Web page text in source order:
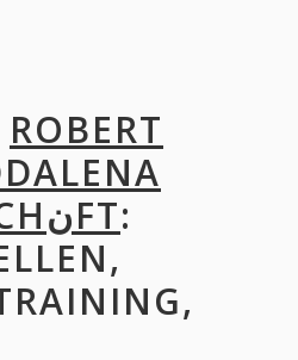
ROBERT
GIPSERGESCHنFT: